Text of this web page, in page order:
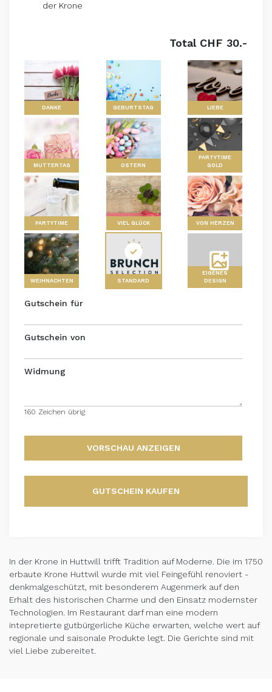
der Krone
Total CHF 30.-
DANKE GEBURTSTAG LIEBE
MUTTERTAG OSTERN
PARTYTIME
GOLD
PARTYTIME VIEL GLÜCK VON HERZEN
WEIHNACHTEN STANDARD
EIGENES
DESIGN
Gutschein für
Gutschein von
Widmung
160 Zeichen übrig
VORSCHAU ANZEIGEN
GUTSCHEIN KAUFEN
In der Krone in Huttwill trifft Tradition auf Moderne. Die im 1750
erbaute Krone Huttwil wurde mit viel Feingefühl renoviert -
denkmalgeschützt, mit besonderem Augenmerk auf den
Erhalt des historischen Charme und den Einsatz modernster
Technologien. Im Restaurant darf man eine modern
intepretierte gutbürgerliche Küche erwarten, welche wert auf
regionale und saisonale Produkte legt. Die Gerichte sind mit
viel Liebe zubereitet.